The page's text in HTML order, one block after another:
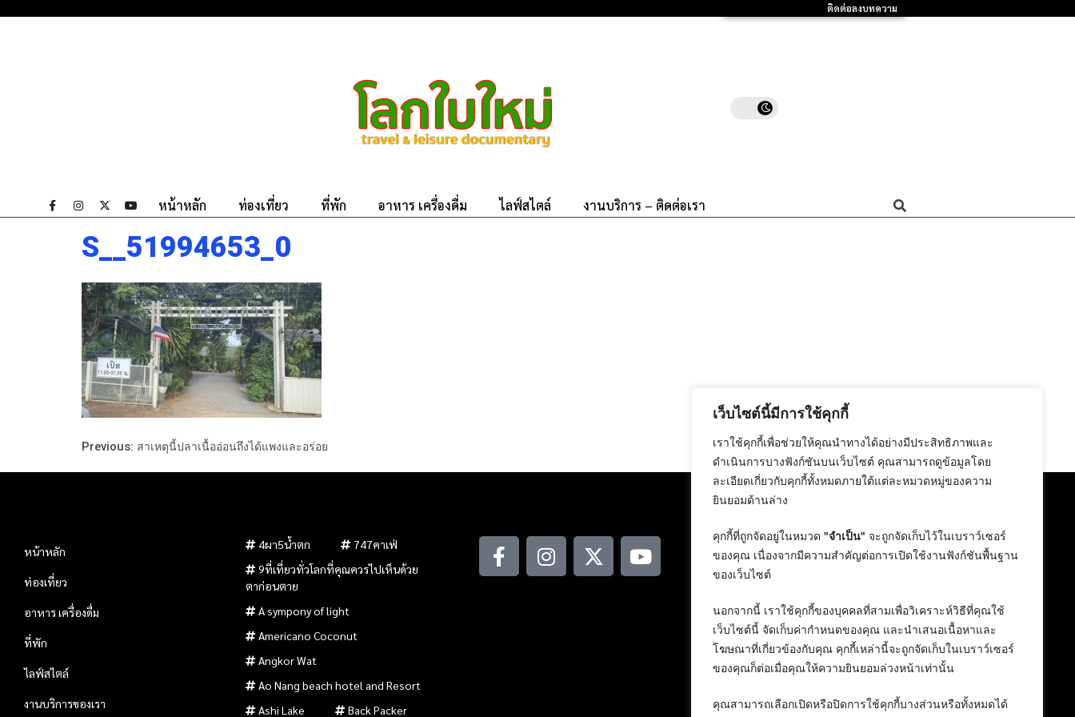
เว็บไซต์นี้มีการใช้คุกกี้
เราใช้คุกกี้เพื่อช่วยให้คุณนำทางได้อย่างมีประสิทธิภาพและ
ดำเนินการบางฟังก์ชันบนเว็บไซต์ คุณสามารถดูข้อมูลโดย
ละเอียดเกี่ยวกับคุกกี้ทั้งหมดภายใต้แต่ละหมวดหมู่ของความ
ยินยอมด้านล่าง
คุกกี้ที่ถูกจัดอยู่ในหมวด "จำเป็น" จะถูกจัดเก็บไว้ในเบราว์เซอร์
ของคุณ เนื่องจากมีความสำคัญต่อการเปิดใช้งานฟังก์ชันพื้นฐาน
ของเว็บไซต์
นอกจากนี้ เราใช้คุกกี้ของบุคคลที่สามเพื่อวิเคราะห์วิธีที่คุณใช้
เว็บไซต์นี้ จัดเก็บค่ากำหนดของคุณ และนำเสนอเนื้อหาและ
โฆษณาที่เกี่ยวข้องกับคุณ คุกกี้เหล่านี้จะถูกจัดเก็บในเบราว์เซอร์
ของคุณก็ต่อเมื่อคุณให้ความยินยอมล่วงหน้าเท่านั้น
คุณสามารถเลือกเปิดหรือปิดการใช้คุกกี้บางส่วนหรือทั้งหมดได้
ติดต่อลงบทความ
หน้าหลัก ท่องเที่ยว ที่พัก อาหาร เครื่องดื่ม ไลฟ์สไตล์ งานบริการ – ติดต่อเรา
S__51994653_0
Previous: สาเหตุนี้ปลาเนื้ออ่อนถึงได้แพงและอร่อย
หน้าหลัก
ท่องเที่ยว
อาหาร เครื่องดื่ม
ที่พัก
ไลฟ์สไตล์
งานบริการของเรา
4ผา5น้ำตก
747คาเฟ่
9ที่เที่ยวทั่วโลกที่คุณควรไปเห็นด้วย
ตาก่อนตาย
A sympony of light
Americano Coconut
Angkor Wat
Ao Nang beach hotel and Resort
Ashi Lake
Back Packer